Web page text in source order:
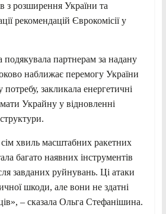
з розширення України та
рекомендацій Єврокомісії у
партнерам за надану
наближає перемогу України
закликала енергетичні
Украйну у відновленні
хвиль масштабних ракетних
багато наявних інструментів
завданих руйнувань. Ці атаки
шкоди, але вони не здатні
– сказала Ольга Стефанішина.